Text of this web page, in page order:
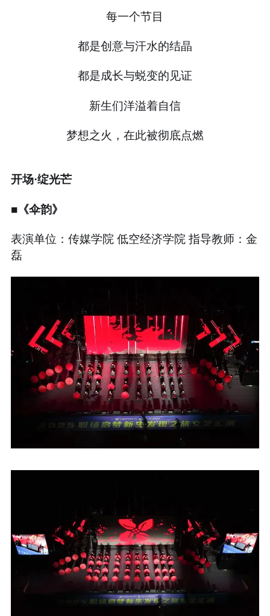
每一个节目
都是创意与汗水的结晶
都是成长与蜕变的见证
新生们洋溢着自信
梦想之火，在此被彻底点燃
开场·绽光芒
■《伞韵》
表演单位：传媒学院 低空经济学院 指导教师：金
磊